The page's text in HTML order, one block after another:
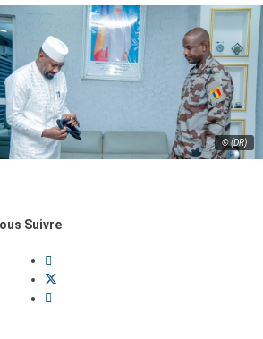
© (DR)
Suivre